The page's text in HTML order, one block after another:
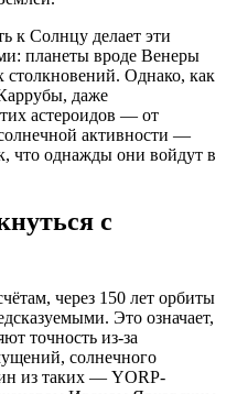
к Солнцу делает эти
планеты вроде Венеры
Однако, как
даже
астероидов — от
активности —
что однажды они войдут в
с
через 150 лет орбиты
Это означает,
точность из-за
солнечного
из таких — YORP-